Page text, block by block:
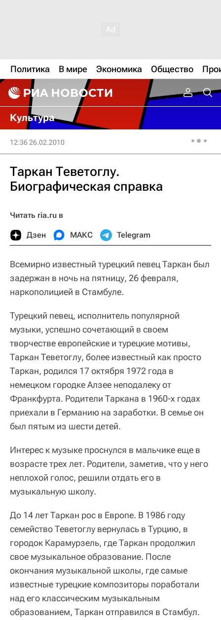
Политика В мире Экономика Общество
Культура
12:36 26.02.2010
Таркан Теветоглу.
Биографическая справка
Читать ria.ru в
Дзен МАКС Telegram
Всемирно известный турецкий певец Таркан был
задержан в ночь на пятницу, 26 февраля,
наркополицией в Стамбуле.
Турецкий певец, исполнитель популярной
музыки, успешно сочетающий в своем
творчестве европейские и турецкие мотивы,
Таркан Теветоглу, более известный как просто
Таркан, родился 17 октября 1972 года в
немецком городке Алзее неподалеку от
Франкфурта. Родители Таркана в 1960-х годах
приехали в Германию на заработки. В семье он
был пятым из шести детей.
Интерес к музыке проснулся в мальчике еще в
возрасте трех лет. Родители, заметив, что у него
неплохой голос, решили отдать его в
музыкальную школу.
До 14 лет Таркан рос в Европе. В 1986 году
семейство Теветоглу вернулась в Турцию, в
городок Карамурзель, где Таркан продолжил
свое музыкальное образование. После
окончания музыкальной школы, где самые
известные турецкие композиторы поработали
над его классическим музыкальным
образованием, Таркан отправился в Стамбул.